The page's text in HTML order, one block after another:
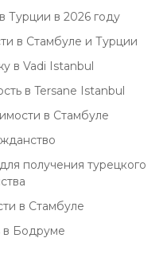
Турции в 2026 году
в Стамбуле и Турции
в Vadi Istanbul
в Tersane Istanbul
в Стамбуле
получения турецкого
в Стамбуле
в Бодруме